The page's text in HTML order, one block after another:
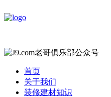
首页
关于我们
装修建材知识